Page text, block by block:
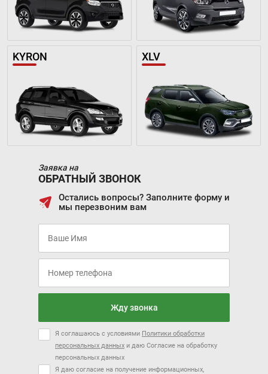
KYRON XLV
Заявка на
ОБРАТНЫЙ ЗВОНОК
Остались вопросы? Заполните форму и
мы перезвоним вам
Жду звонка
Я соглашаюсь с условиями Политики обработки
персональных данных и даю Согласие на обработку
персональных данных
Я даю согласие на получение информационных,